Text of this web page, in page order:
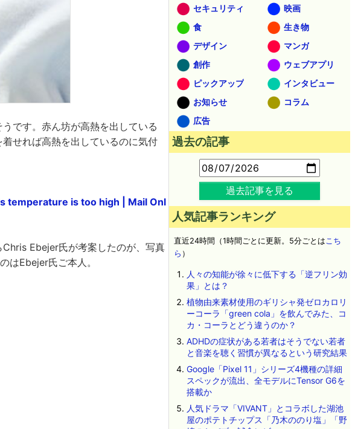
です。赤ん坊が高熱を出している
せれば高熱を出しているのに気付
temperature is too high | Mail Onl
Chris Ebejer氏が考案したのが、写真
はEbejer氏ご本人。
セキュリティ
映画
食
生き物
デザイン
マンガ
創作
ウェブアプリ
ピックアップ
インタビュー
お知らせ
コラム
広告
過去の記事
過去記事を見る
人気記事ランキング
直近24時間（1時間ごとに更新。5分ごとはこち
ら ）
人々の知能が徐々に低下する「逆フリン効
果」とは？
植物由来素材使用のギリシャ発ゼロカロリ
ーコーラ「green cola」を飲んでみた、コ
カ・コーラとどう違うのか？
ADHDの症状がある若者はそうでない若者
と音楽を聴く習慣が異なるという研究結果
Google「Pixel 11」シリーズ4機種の詳細
スペックが流出、全モデルにTensor G6を
搭載か
人気ドラマ「VIVANT」とコラボした湖池
屋のポテトチップス「乃木ののり塩」「野